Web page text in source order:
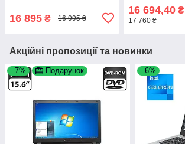
GB SSD/ Quadro P620
4GB
16 895 ₴ 16 995 ₴
GB SSD/ Iris Xe
16 694,40₴
17 760 ₴
Акційні пропозиції та новинки
–7% Подарунок –6%